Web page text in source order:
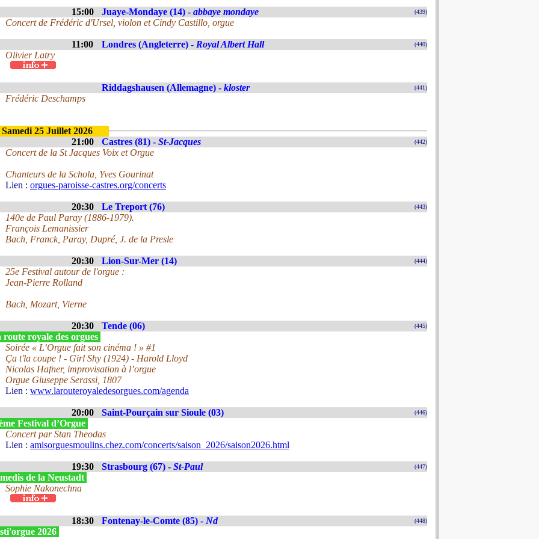
15:00 Juaye-Mondaye (14) - abbaye mondaye (439)
Concert de Frédéric d'Ursel, violon et Cindy Castillo, orgue
11:00 Londres (Angleterre) - Royal Albert Hall (440)
Olivier Latry
Riddagshausen (Allemagne) - kloster (441)
Frédéric Deschamps
Samedi 25 Juillet 2026
21:00
Castres (81) - St-Jacques (442)
Concert de la St Jacques Voix et Orgue
Chanteurs de la Schola, Yves Gourinat
Lien : orgues-paroisse-castres.org/concerts
20:30 Le Treport (76) (443)
140e de Paul Paray (1886-1979).
François Lemanissier
Bach, Franck, Paray, Dupré, J. de la Presle
20:30 Lion-Sur-Mer (14) (444)
25e Festival autour de l'orgue :
Jean-Pierre Rolland
Bach, Mozart, Vierne
20:30 Tende (06) (445)
route royale des orgues
Soirée « L’Orgue fait son cinéma ! » #1
Ça t'la coupe ! - Girl Shy (1924) - Harold Lloyd
Nicolas Hafner, improvisation à l’orgue
Orgue Giuseppe Serassi, 1807
Lien : www.larouteroyaledesorgues.com/agenda
20:00 Saint-Pourçain sur Sioule (03) (446)
Festival d’Orgue
Concert par Stan Theodas
Lien : amisorguesmoulins.chez.com/concerts/saison_2026/saison2026.html
19:30 Strasbourg (67) - St-Paul (447)
de la Neustadt
Sophie Nakonechna
18:30 Fontenay-le-Comte (85) - Nd (448)
2026